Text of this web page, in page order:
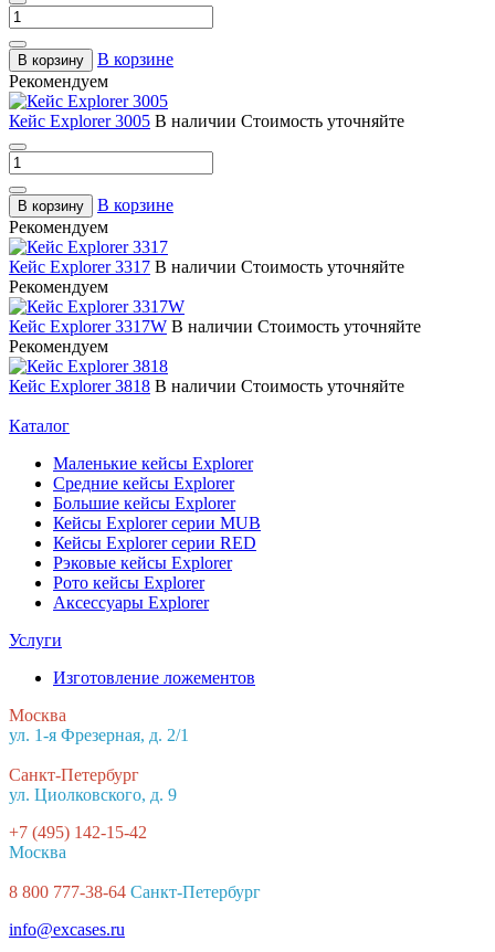
В корзину
В корзине
Рекомендуем
Кейс Explorer 3005 В наличии Стоимость уточняйте
В корзину
В корзине
Рекомендуем
Кейс Explorer 3317 В наличии Стоимость уточняйте
Рекомендуем
Кейс Explorer 3317W В наличии Стоимость уточняйте
Рекомендуем
Кейс Explorer 3818 В наличии Стоимость уточняйте
Каталог
Маленькие кейсы Explorer
Средние кейсы Explorer
Большие кейсы Explorer
Кейсы Explorer серии MUB
Кейсы Explorer серии RED
Рэковые кейсы Explorer
Рото кейсы Explorer
Аксессуары Explorer
Услуги
Изготовление ложементов
Москва
ул. 1-я Фрезерная, д. 2/1
Санкт-Петербург
ул. Циолковского, д. 9
+7 (495) 142-15-42
Москва
8 800 777-38-64 Санкт-Петербург
info@excases.ru